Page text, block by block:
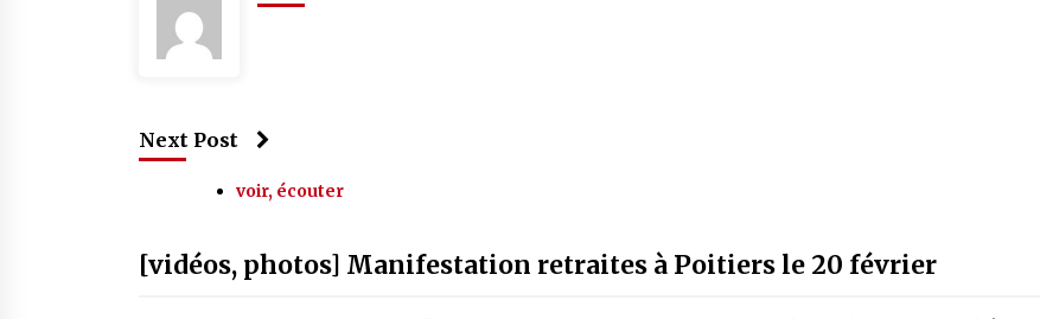
Next Post
voir, écouter
[vidéos, photos] Manifestation retraites à Poitiers le 20 février